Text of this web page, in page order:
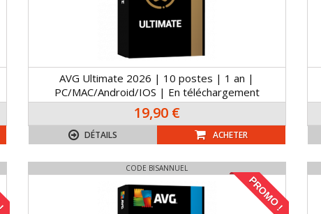
AVG Ultimate 2026 | 10 postes | 1 an |
PC/MAC/Android/IOS | En téléchargement
19,90 €
DÉTAILS ACHETER
!
CODE BISANNUEL
PROMO !